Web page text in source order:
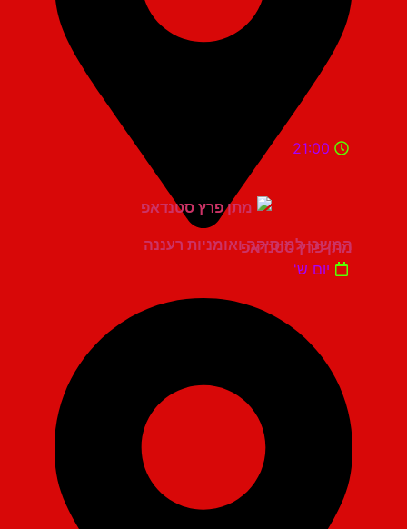
המשכן למוסיקה ואומניות רעננה
21:00
מתן פרץ סטנדאפ
יום ש'